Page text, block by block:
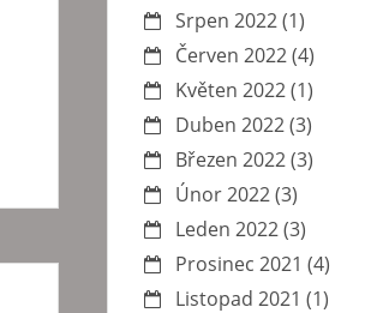
Srpen 2022(1)
Červen 2022(4)
Květen 2022(1)
Duben 2022(3)
Březen 2022(3)
Únor 2022(3)
Leden 2022(3)
Prosinec 2021 (4)
Listopad 2021 (1)